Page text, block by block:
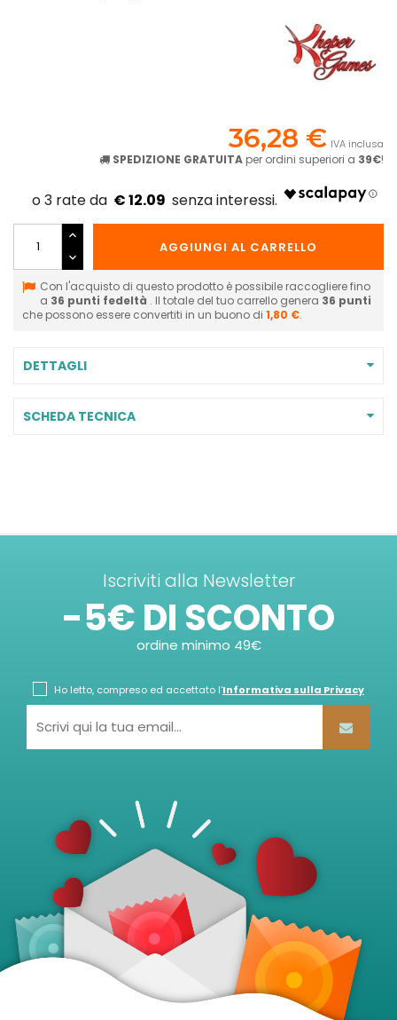
36,28 € IVA inclusa
SPEDIZIONE GRATUITA per ordini superiori a 39€!
€ 12.09
AGGIUNGI AL CARRELLO
Con l'acquisto di questo prodotto è possibile raccogliere fino
a 36 punti fedeltà . Il totale del tuo carrello genera 36 punti
che possono essere convertiti in un buono di 1,80 €.
DETTAGLI
SCHEDA TECNICA
Iscriviti alla Newsletter
-5€ DI SCONTO
ordine minimo 49€
Ho letto, compreso ed accettato l'Informativa sulla Privacy